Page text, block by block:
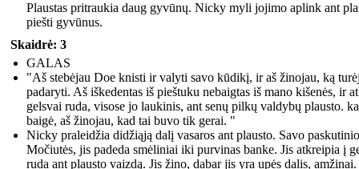
Plaustas pritraukia daug gyvūnų. Nicky myli jojimo aplink ant
piešti gyvūnus.
Skaidrė: 3
GALAS
"Aš stebėjau Doe knisti ir valyti savo kūdikį, ir aš žinojau, ką
padaryti. Aš iškedentas iš pieštuku nebaigtas iš mano kišenės, ir
gelsvai ruda, visose jo laukinis, ant senų pilkų valdybų plausto.
baigė, aš žinojau, kad tai buvo tik gerai. "
Nicky praleidžia didžiąją dalį vasaros ant plausto. Savo
Močiutės, jis padeda smėliniai iki purvinas banke. Jis atkreipia į
ruda ant plausto vaizdą. Jis žino, dabar jis yra upės dalis, amžinai.